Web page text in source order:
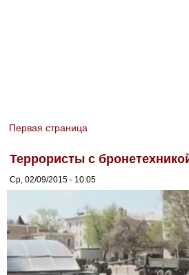
You are here
Первая страница
Террористы с
Ср, 02/09/2015 - 10:05